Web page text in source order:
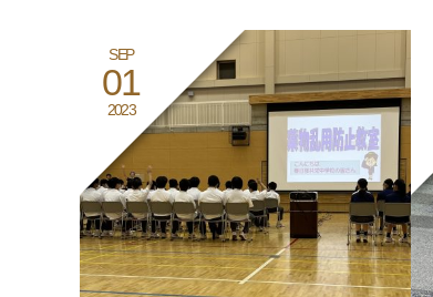
SEP
01
2023